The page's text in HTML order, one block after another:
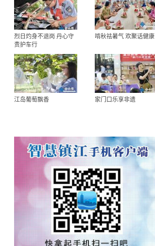
烈日灼身不退岗 丹心守
责护车行
啃秋祛暑气 欢聚话健康
江岛葡萄飘香 家门口乐享非遗